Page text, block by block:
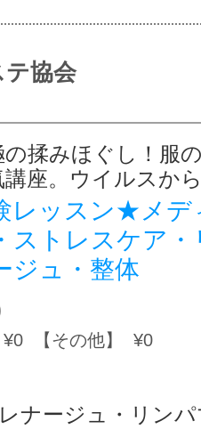
協会
の揉みほぐし！服
講座。ウイルスか
レッスン★メデ
ストレスケア
ジュ・整体
¥0 【その他】 ¥0
ナージュ・リン